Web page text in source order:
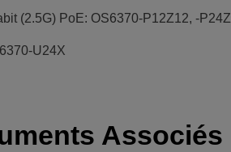
(2.5G) PoE: OS6370-P12Z12, -
U24X
Associés